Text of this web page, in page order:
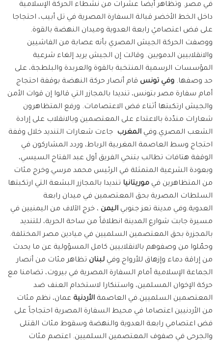
في مصر. وتظاهر أيضا عشرات من نشطاء الحركة الإسلامية
داخل الخط الأخضر قبالة السفارة المصرية في تل أبيب، احتجاجا
على فض اعتصاميْ رابعة العدوية وميدان النهضة بالقوة.
ووصفت الحركة الجيش المصري بأنه عصابة من الفاشيين
والانقلابيين الدمويين. وقالت إن الجيش يريد إلغاء شرعية
المؤسسات الرسمية المنتخبة بالقوة والعربدة والبلطجة، على
حد وصفها. وفي تونس قام أنصار حركة النهضة بوقفة احتجاج
أمام سفارة مصر بتونس، تنديدا بالمجازر التي قالوا إن قوات الأمن
والجيش ارتكبتها أثناء فض الاعتصامات. ورفع المتظاهرون
شعارات مندّدة بالاعتداء على المعتصمين وبالانقلاب على إرادة
الشعب المصري.وفي المغرب
جاءت شعارات التنديد خلال وقفة
احتجاج وسط العاصمة المغربية الرباط، وردد المشاركون في
الوقفة هتافات تطالب بتنحي الفريق أول عبد الفتاح السيسي،
وبعودة الشرعية المتمثلة في الرئيس محمد مرسي.وخرج مئات
من المتظاهرين في موريتانيا تنديدا بالمجازر البشعة التي ارتكبتها
السلطات المصرية بحق المعتصمين في ميدان رابعة
العدوية.وفي مدينة تعز جنوبي اليمن ، خرج الآلاف من اليمنيين في
مسيرة جابت شوارع المدينة انطلاقاً من ساحة الحرية، للتنديد
بالمجزرة بحق المعتصمين السلميين في ميادين مصر المختلفة.
وحمّلوا من وصفوهم بالانقلابيين كامل المسؤولية عن ما يحدث
من إراقة دماء وإزهاق للأرواح.وفي لبنان تظاهر مئات من أنصار
الجماعة الإسلامية أمام السفارة المصرية في بيروت، تضامنا مع
حركة الإخوان المسلمين، واستنكارا لاستخدام العنف ضد
المعتصمين السلميين.في العاصمة الأردنية عمان، نظم مئات
من الأردنيين اعتصاما في محيط السفارة المصرية احتجاجاً على
فض اعتصامي رابعة العدوية والنهضة وسقوط مئات القتلى
والجرحى في صفوف المعتصمين السلميين. اعتصم مئات